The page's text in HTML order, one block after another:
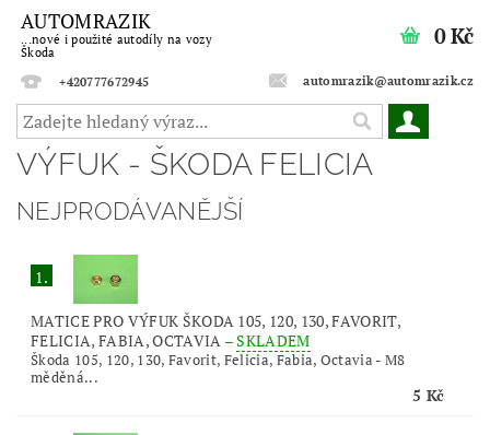
AUTOMRAZIK
...nové i použité autodíly na vozy
Škoda
+420777672945
automrazik@automrazik.cz
0 Kč
VÝFUK - ŠKODA FELICIA
NEJPRODÁVANĚJŠÍ
1.
MATICE PRO VÝFUK ŠKODA 105, 120, 130, FAVORIT,
FELICIA, FABIA, OCTAVIA –SKLADEM
Škoda 105, 120, 130, Favorit, Felicia, Fabia, Octavia - M8
měděná...
5 Kč